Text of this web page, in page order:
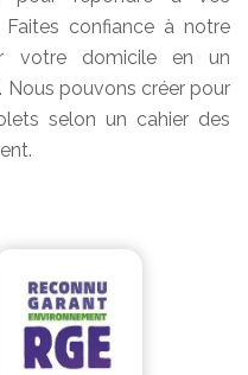
confiance à notre
votre domicile en un
Nous pouvons créer pour
selon un cahier des